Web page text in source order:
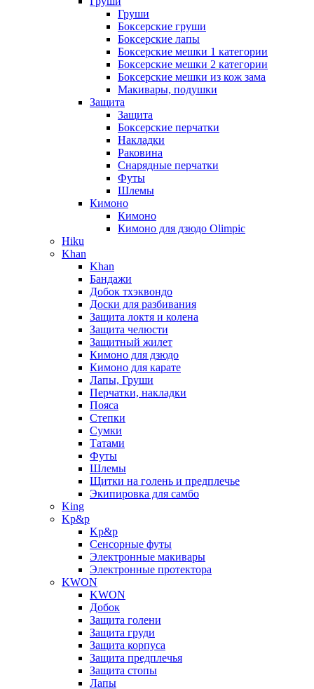
Груши
Боксерские груши
Боксерские лапы
Боксерские мешки 1 категории
Боксерские мешки 2 категории
Боксерские мешки из кож зама
Макивары, подушки
Защита
Защита
Боксерские перчатки
Накладки
Раковина
Снарядные перчатки
Футы
Шлемы
Кимоно
Кимоно
Кимоно для дзюдо Olimpic
Hiku
Khan
Khan
Бандажи
Добок тхэквондо
Доски для разбивания
Защита локтя и колена
Защита челюсти
Защитный жилет
Кимоно для дзюдо
Кимоно для карате
Лапы, Груши
Перчатки, накладки
Пояса
Степки
Сумки
Татами
Футы
Шлемы
Щитки на голень и предплечье
Экипировка для самбо
King
Kp&p
Kp&p
Сенсорные футы
Электронные макивары
Электронные протектора
KWON
KWON
Добок
Защита голени
Защита груди
Защита корпуса
Защита предплечья
Защита стопы
Лапы